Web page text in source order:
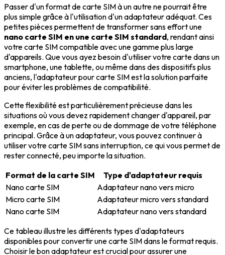
Passer d'un format de carte SIM à un autre ne pourrait être
plus simple grâce à l'utilisation d'un adaptateur adéquat. Ces
petites pièces permettent de transformer sans effort une
nano carte SIM en une carte SIM standard, rendant ainsi
votre carte SIM compatible avec une gamme plus large
d'appareils. Que vous ayez besoin d'utiliser votre carte dans un
smartphone, une tablette, ou même dans des dispositifs plus
anciens, l'adaptateur pour carte SIM est la solution parfaite
pour éviter les problèmes de compatibilité.
Cette flexibilité est particulièrement précieuse dans les
situations où vous devez rapidement changer d'appareil, par
exemple, en cas de perte ou de dommage de votre téléphone
principal. Grâce à un adaptateur, vous pouvez continuer à
utiliser votre carte SIM sans interruption, ce qui vous permet de
rester connecté, peu importe la situation.
Format de la carte SIM
Type d'adaptateur requis
Nano carte SIM
Adaptateur nano vers micro
Micro carte SIM
Adaptateur micro vers standard
Nano carte SIM
Adaptateur nano vers standard
Ce tableau illustre les différents types d'adaptateurs
disponibles pour convertir une carte SIM dans le format requis.
Choisir le bon adaptateur est crucial pour assurer une